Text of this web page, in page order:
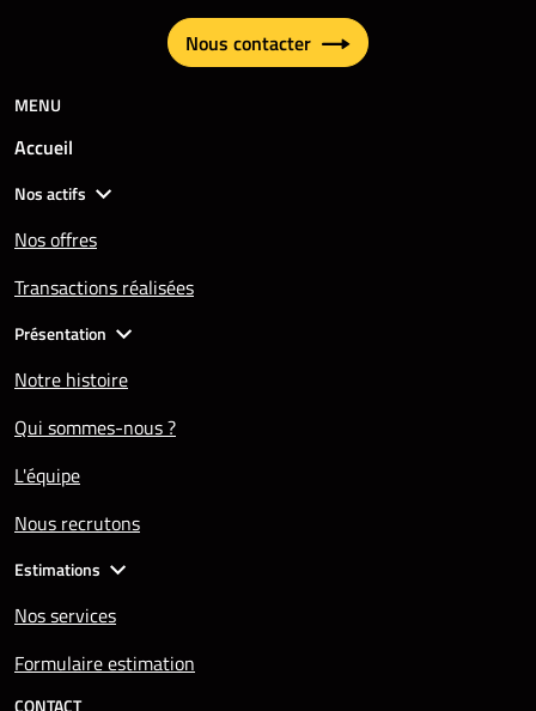
Nous contacter
MENU
Accueil
Nos actifs
Nos offres
Transactions réalisées
Présentation
Notre histoire
Qui sommes-nous ?
L'équipe
Nous recrutons
Estimations
Nos services
Formulaire estimation
CONTACT